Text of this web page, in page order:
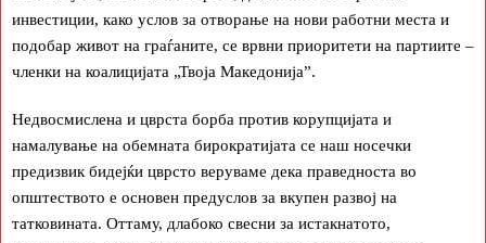
инвестиции, како услов за отворање на нови работни места и
подобар живот на граѓаните, се врвни приоритети на партиите –
членки на коалицијата „Твоја Македонија”.
Недвосмислена и цврста борба против корупцијата и
намалување на обемната бирократијата се наш носечки
предизвик бидејќи цврсто веруваме дека праведноста во
општеството е основен предуслов за вкупен развој на
татковината. Оттаму, длабоко свесни за истакнатото,